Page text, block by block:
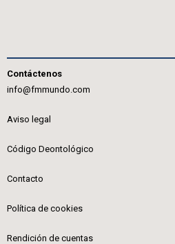
Contáctenos
info@fmmundo.com
Aviso legal
Código Deontológico
Contacto
Política de cookies
Rendición de cuentas